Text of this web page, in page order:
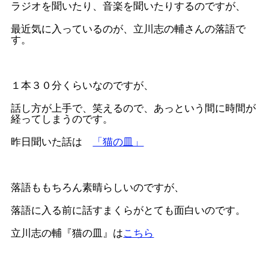
ラジオを聞いたり、音楽を聞いたりするのですが、
最近気に入っているのが、立川志の輔さんの落語で
す。
１本３０分くらいなのですが、
話し方が上手で、笑えるので、あっという間に時間が
経ってしまうのです。
昨日聞いた話は
「猫の皿」
落語ももちろん素晴らしいのですが、
落語に入る前に話すまくらがとても面白いのです。
立川志の輔『猫の皿』はこちら